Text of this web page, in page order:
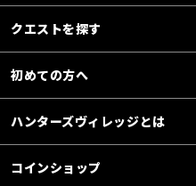
クエストを探す
初めての方へ
ハンターズヴィレッジとは
コインショップ